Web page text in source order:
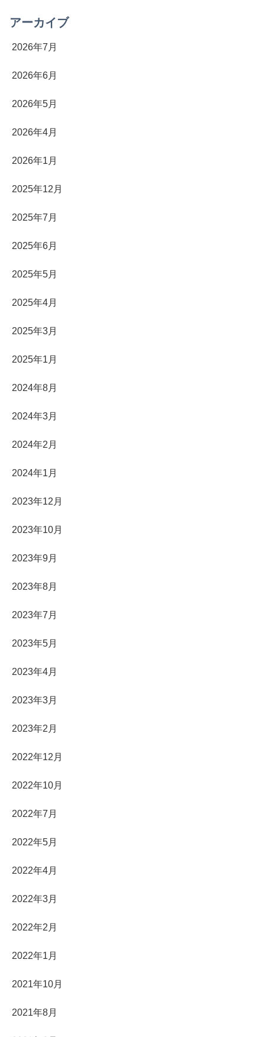
アーカイブ
2026年7月
2026年6月
2026年5月
2026年4月
2026年1月
2025年12月
2025年7月
2025年6月
2025年5月
2025年4月
2025年3月
2025年1月
2024年8月
2024年3月
2024年2月
2024年1月
2023年12月
2023年10月
2023年9月
2023年8月
2023年7月
2023年5月
2023年4月
2023年3月
2023年2月
2022年12月
2022年10月
2022年7月
2022年5月
2022年4月
2022年3月
2022年2月
2022年1月
2021年10月
2021年8月